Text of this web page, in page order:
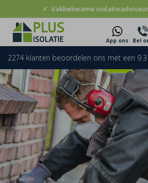
✓ Vakbekwame
App ons Bel
2274 klanten beoordelen ons met een 9.3